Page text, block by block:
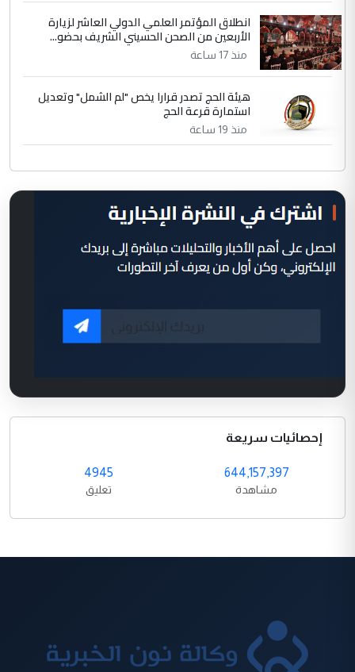
انطلاق المؤتمر العلمي الدولي العاشر لزيارة
الأربعين من الصحن الحسيني الشريف بحضو...
منذ 17 ساعة
هيئة الحج تصدر قرارا يخص "لم الشمل" وتعديل
استمارة قرعة الحج
منذ 19 ساعة
إحصائيات سريعة
644,157,397
مشاهدة
4945
تعليق